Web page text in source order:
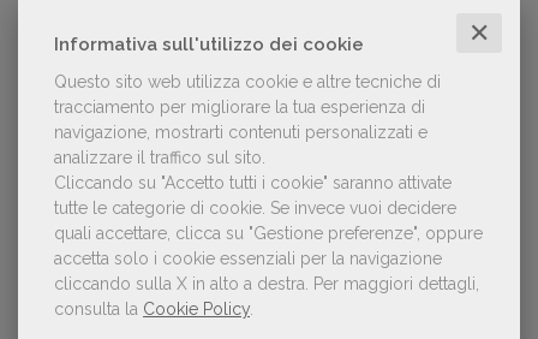
Informativa sull'utilizzo dei cookie ✕
Questo sito web utilizza cookie e altre tecniche di
tracciamento per migliorare la tua esperienza di
navigazione, mostrarti contenuti personalizzati e
analizzare il traffico sul sito.
Cliccando su "Accetto tutti i cookie" saranno attivate
tutte le categorie di cookie. Se invece vuoi decidere
quali accettare, clicca su "Gestione preferenze", oppure
accetta solo i cookie essenziali per la navigazione
cliccando sulla X in alto a destra. Per maggiori dettagli,
consulta la Cookie Policy
sull’intelligenza artificiale
Spammy, Low-quality, Over-Produced: cosa
sono gli «slop», libri scritti con l'IA che
inquinano la narrativa di genere
Kobo ha rifiutato il 45% dei testi ricevuti per
sospetto utilizzo dell’IA